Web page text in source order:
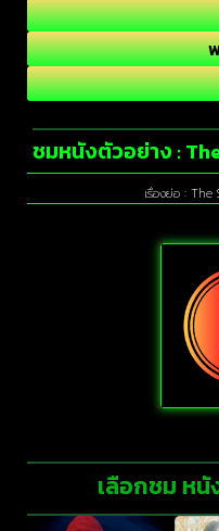
ชมหนังตัวอย่าง :
เรื่องย่อ : The
เลือกชม ห